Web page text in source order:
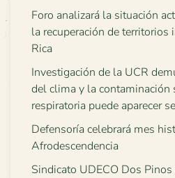
Foro analizará la situación
la recuperación de territorios
Rica
Investigación de la UCR
del clima y la contaminación
respiratoria puede aparecer
Defensoría celebrará mes
Afrodescendencia
Sindicato UDECO Dos